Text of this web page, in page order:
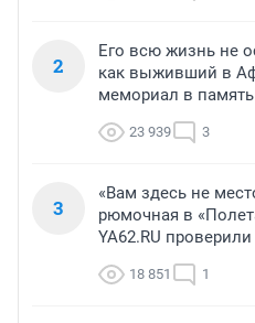
2
Его всю жизнь не
как выживший в
мемориал в
23 939 3
3
«Вам здесь не
рюмочная в
YA62.RU
18 851 1